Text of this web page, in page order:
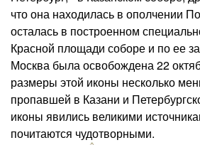
что она находилась в ополчении
осталась в построенном
Красной площади соборе и по ее
Москва была освобождена 22
размеры этой иконы несколько
пропавшей в Казани и
иконы явились великими
почитаются чудотворными.